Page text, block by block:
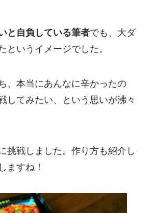
と自負している筆者でも、大ダ
というイメージでした。
、本当にあんなに辛かったの
してみたい、という思いが沸々
挑戦しました。作り方も紹介し
ますね！